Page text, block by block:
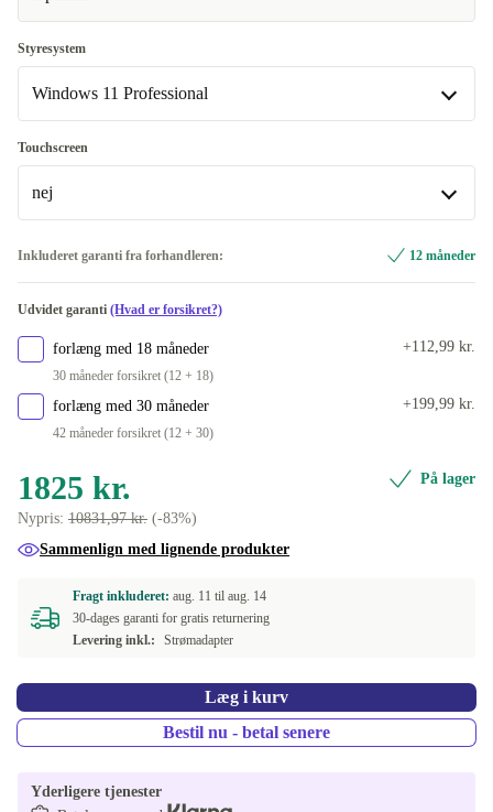
500 GB
ES (Spansk)
SE (Svensk)
FI (finsk)
PT (Portugisisk)
Styresystem
Windows 11 Professional
Windows 11 Professional
Fås også med andre konfigurationer
Windows 11 Home
Touchscreen
nej
Fås også med andre konfigurationer
Inkluderet garanti fra forhandleren: 12 måneder
Udvidet garanti (Hvad er forsikret?)
forlæng med 18 måneder
30 måneder forsikret (12 + 18)
+112,99 kr.
forlæng med 30 måneder
42 måneder forsikret (12 + 30)
+199,99 kr.
1825 kr.
Nypris: 10831,97 kr. (-83%)
På lager
Sammenlign med lignende produkter
Fragt inkluderet: aug. 11 til aug. 14
30-dages garanti for gratis returnering
Levering inkl.:
Strømadapter
Læg i kurv
Bestil nu - betal senere
Yderligere tjenester